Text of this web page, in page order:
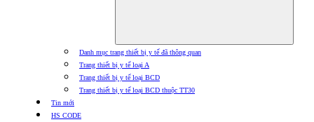
Danh mục trang thiết bị y tế đã thông quan
Trang thiết bị y tế loại A
Trang thiết bị y tế loại BCD
Trang thiết bị y tế loại BCD thuộc TT30
Tin mới
HS CODE